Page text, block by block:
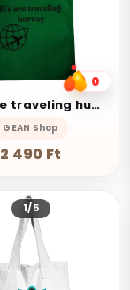
0
We are traveling hurray
GEAN Shop
2 490 Ft
1/5